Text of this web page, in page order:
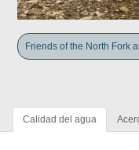
Friends of the North Fork
Calidad del agua